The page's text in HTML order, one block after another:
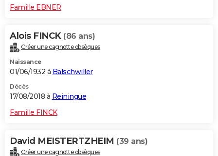
Famille EBNER
Alois FINCK (86 ans)
Créer une cagnotte obsèques
Naissance
01/06/1932 à Balschwiller
Décès
17/08/2018 à Reiningue
Famille FINCK
David MEISTERTZHEIM (39 ans)
Créer une cagnotte obsèques